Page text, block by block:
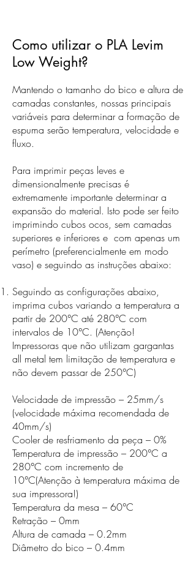
Como utilizar o PLA Levim
Low Weight?
Mantendo o tamanho do bico e altura de
camadas constantes, nossas principais
variáveis para determinar a formação de
espuma serão temperatura, velocidade e
fluxo.
Para imprimir peças leves e
dimensionalmente precisas é
extremamente importante determinar a
expansão do material. Isto pode ser feito
imprimindo cubos ocos, sem camadas
superiores e inferiores e com apenas um
perímetro (preferencialmente em modo
vaso) e seguindo as instruções abaixo:​
Seguindo as configurações abaixo,
imprima cubos variando a temperatura a
partir de 200°C até 280°C com
intervalos de 10°C. (Atenção!
Impressoras que não utilizam gargantas
all metal tem limitação de temperatura e
não devem passar de 250°C)
Velocidade de impressão – 25mm/s
(velocidade máxima recomendada de
40mm/s)
Cooler de resfriamento da peça – 0%
Temperatura de impressão – 200°C a
280°C com incremento de
10°C(Atenção à temperatura máxima de
sua impressora!)
Temperatura da mesa – 60°C
Retração – 0mm
Altura de camada – 0.2mm
Diâmetro do bico – 0.4mm